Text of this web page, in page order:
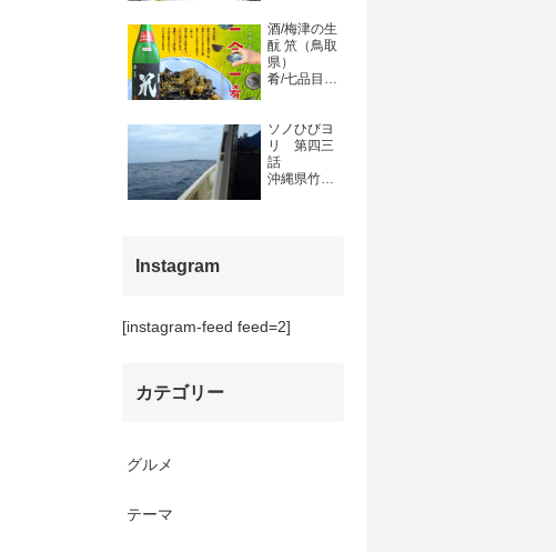
＜前編＞
タノスタル
ジー「家の
じゃまけモ
ノ」
酒/梅津の生
酛 笊（鳥取
県）
肴/七品目ひ
一六一献
目 一合一
肴・いちご
うひとな
ソノひびヨ
リ 第四三
話
沖縄県竹富
＜その3＞
Instagram
[instagram-feed feed=2]
カテゴリー
グルメ
テーマ